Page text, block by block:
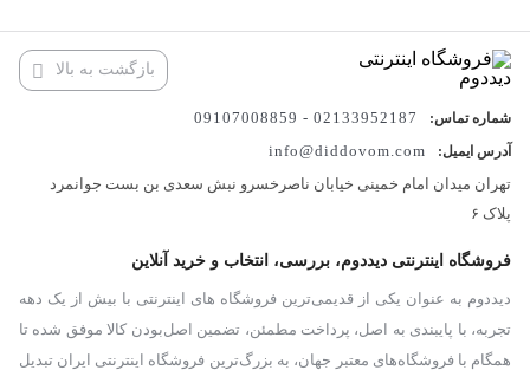
بازگشت به بالا
شماره تماس: 02133952187 - 09107008859
آدرس ایمیل:
info@diddovom.com
تهران میدان امام خمینی خیابان ناصرخسرو نبش سعدی بن بست جوانمرد
پلاک ۶
فروشگاه اینترنتی دیددوم، بررسی، انتخاب و خرید آنلاین
دیددوم به عنوان یکی از قدیمی‌ترین فروشگاه های اینترنتی با بیش از یک دهه
تجربه، با پایبندی به اصل، پرداخت مطمئن، تضمین اصل‌بودن کالا موفق شده تا
همگام با فروشگاه‌های معتبر جهان، به بزرگ‌ترین فروشگاه اینترنتی ایران تبدیل